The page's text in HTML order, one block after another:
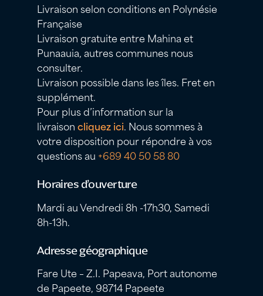
Livraison selon conditions en Polynésie
Française
Livraison gratuite entre Mahina et
Punaauia, autres communes nous
consulter.
Livraison possible dans les îles. Fret en
supplément.
Pour plus d’information sur la
livraisoncliquez ici. Nous sommes à
votre disposition pour répondre à vos
questions au +689 40 50 58 80
Horaires d’ouverture
Mardi au Vendredi 8h -17h30, Samedi
8h-13h.
Adresse géographique
Fare Ute – Z.I. Papeava, Port autonome
de Papeete, 98714 Papeete